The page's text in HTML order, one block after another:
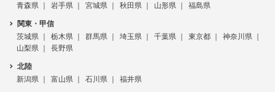
青森県
岩手県 宮城県 秋田県 山形県 福島県
関東・甲信
茨城県
栃木県 群馬県 埼玉県 千葉県 東京都
神奈川県
山梨県
長野県
北陸
新潟県
富山県 石川県 福井県